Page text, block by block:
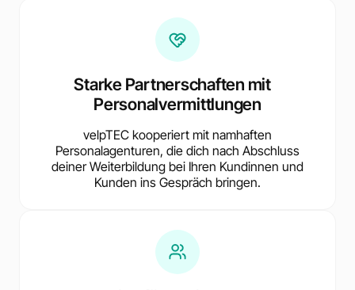
Starke Partnerschaften mit
Personalvermittlungen
velpTEC kooperiert mit namhaften
Personalagenturen, die dich nach Abschluss
deiner Weiterbildung bei Ihren Kundinnen und
Kunden ins Gespräch bringen.